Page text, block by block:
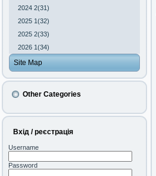
2024 2(31)
2025 1(32)
2025 2(33)
2026 1(34)
Site Map
Other Categories
Вхід / реєстрація
Username
Password